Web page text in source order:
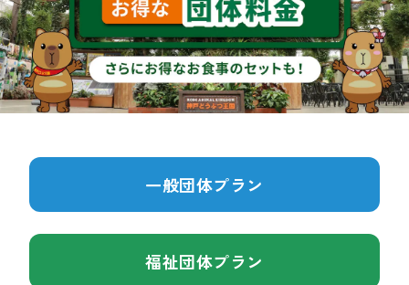
一般団体プラン
福祉団体プラン